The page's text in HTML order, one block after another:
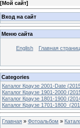
[Мой сайт]
Вход на сайт
Меню сайта
English Главная
Categories
Каталог Краузе 2001-Date
Каталог Краузе 1901-2000
Каталог Краузе 1801-1900
Каталог Краузе 1701-
Главная » Фотоальбом »